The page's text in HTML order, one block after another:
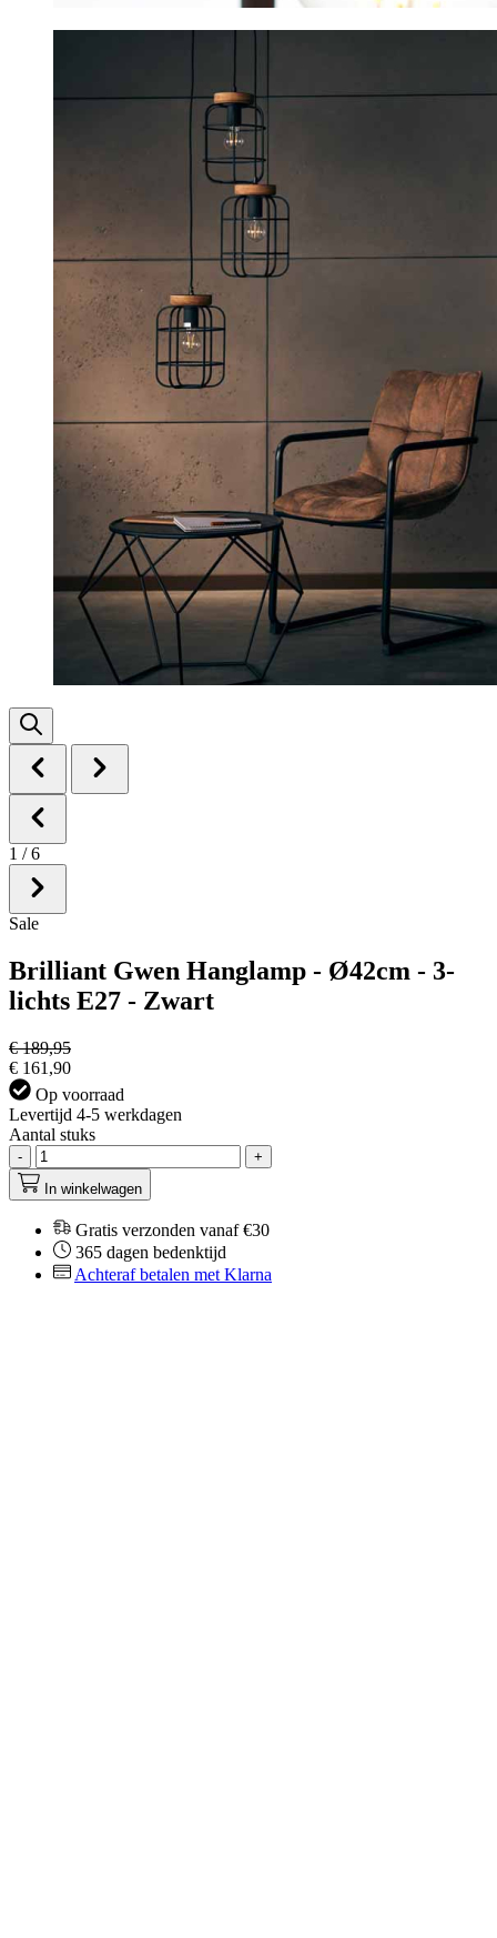
1 / 6
Sale
Brilliant Gwen Hanglamp - Ø42cm - 3-
lichts E27 - Zwart
€ 189,95
€ 161,90
Op voorraad
Levertijd 4-5 werkdagen
Aantal stuks
-
+
In winkelwagen
Gratis verzonden vanaf €30
365 dagen bedenktijd
Achteraf betalen met Klarna